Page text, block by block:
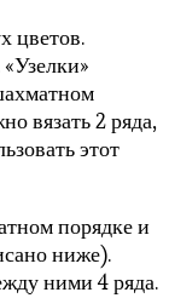
цветов.
вязать 2 ряда,
этот
порядке и
ниже).
ними 4 ряда.